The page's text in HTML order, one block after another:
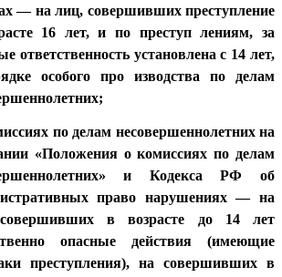
— на лиц, совершивших преступление
16 лет, и по преступ лениям, за
ответственность установлена с 14 лет,
особого про изводства по делам
по делам несовершеннолетних на
«Положения о комиссиях по делам
и Кодекса РФ об
право нарушениях — на
в возрасте до 14 лет
опасные действия (имеющие
преступления), на совершивших в